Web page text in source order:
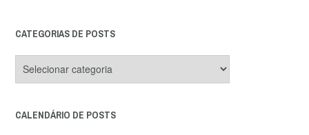
CATEGORIAS DE POSTS
de
CALENDÁRIO DE POSTS